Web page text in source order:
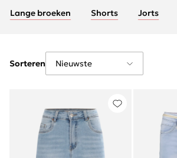
Lange broeken Shorts Jorts
Sorteren